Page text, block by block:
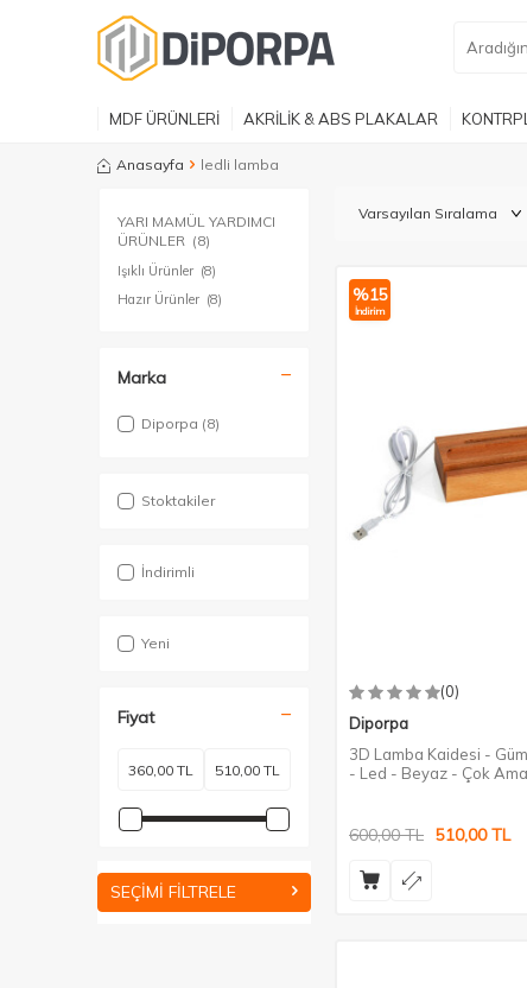
MDF ÜRÜNLERİ AKRİLİK & ABS PLAKALAR
Anasayfa ledli lamba
YARI MAMÜL YARDIMCI
ÜRÜNLER (8)
Işıklı Ürünler (8)
Hazır Ürünler (8)
Marka
Diporpa (8)
Stoktakiler
İndirimli
Yeni
Fiyat
SEÇIMI FILTRELE
%15
İndirim
(0)
Diporpa
3D Lamba Kaidesi -
- Led - Beyaz - Çok
600,00TL 510,00TL